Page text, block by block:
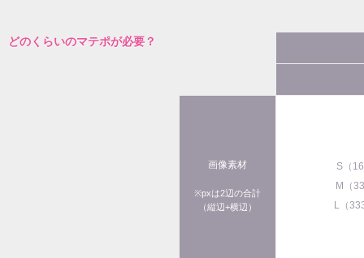
どのくらいのマテポが必要？
画像素材
※pxは2辺の合計
（縦辺+横辺）
S（
M（
L（